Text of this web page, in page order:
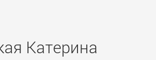
Катерина